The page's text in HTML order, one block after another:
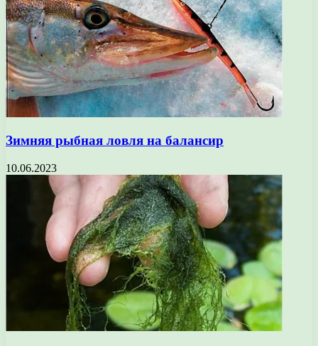
Зимняя рыбная ловля на балансир
10.06.2023